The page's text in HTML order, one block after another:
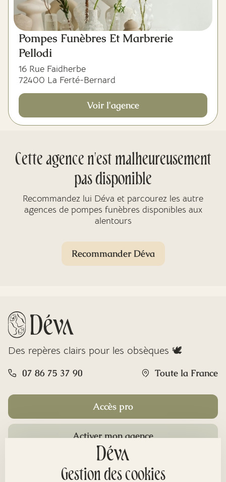
Pompes Funèbres Et Marbrerie
Pellodi
16 Rue Faidherbe
72400 La Ferté-Bernard
Voir l'agence
Cette agence n'est malheureusement
pas disponible
Recommandez lui Déva et parcourez les autre
agences de pompes funèbres disponibles aux
alentours
Recommander Déva
Des repères clairs pour les obsèques 🕊️
07 86 75 37 90 Toute la France
Accès pro
Activer mon agence
Gestion des cookies